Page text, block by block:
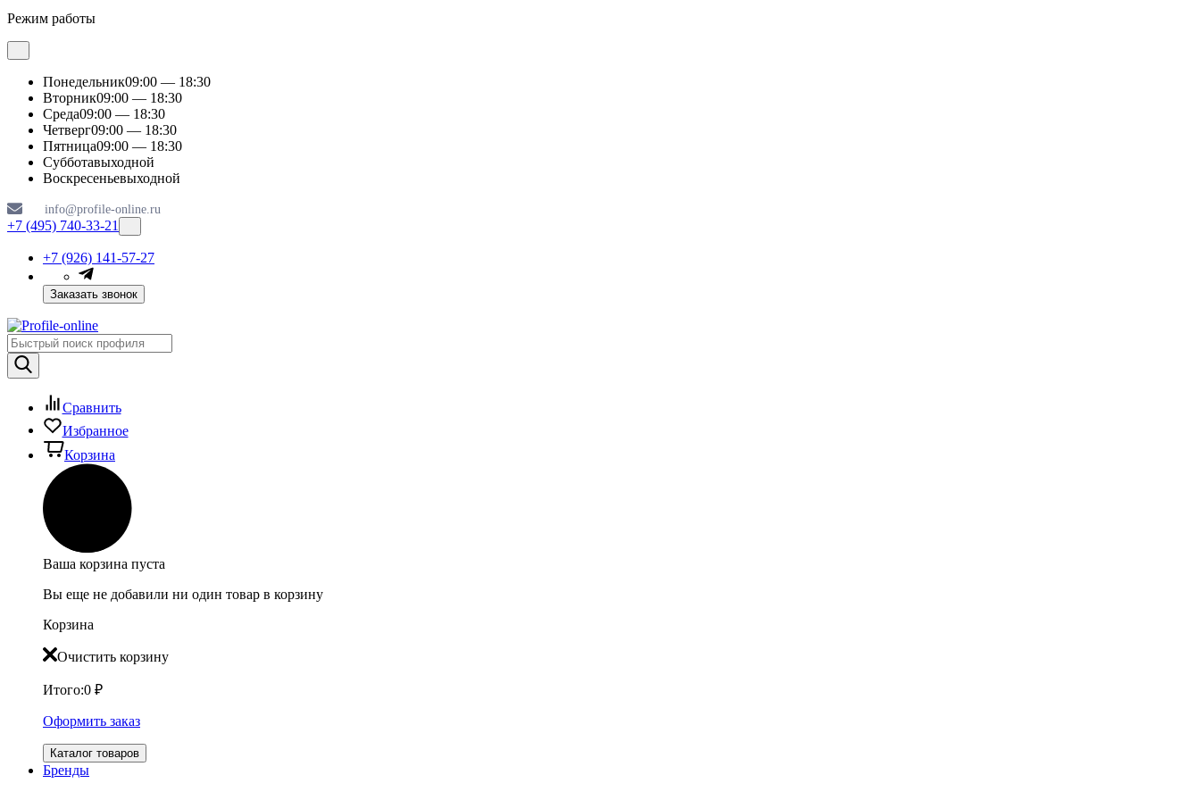
Режим работы
Понедельник09:00 — 18:30
Вторник09:00 — 18:30
Среда09:00 — 18:30
Четверг09:00 — 18:30
Пятница09:00 — 18:30
Субботавыходной
Воскресеньевыходной
info@profile-online.ru
+7 (495) 740-33-21
+7 (926) 141-57-27
Заказать звонок
Сравнить
Избранное
Корзина
Ваша корзина пуста
Вы еще не добавили ни один товар в корзину
Корзина
Очистить корзину
Итого:0 ₽
Оформить заказ
Каталог товаров
Бренды